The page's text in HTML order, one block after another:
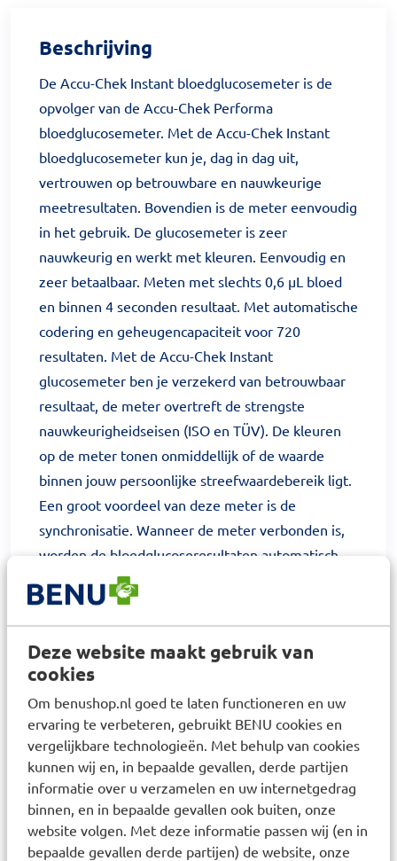
Deze website maakt gebruik van
cookies
Om benushop.nl goed te laten functioneren en uw
ervaring te verbeteren, gebruikt BENU cookies en
vergelijkbare technologieën. Met behulp van cookies
kunnen wij en, in bepaalde gevallen, derde partijen
informatie over u verzamelen en uw internetgedrag
binnen, en in bepaalde gevallen ook buiten, onze
website volgen. Met deze informatie passen wij (en in
bepaalde gevallen derde partijen) de website, onze
Beschrijving
De Accu-Chek Instant bloedglucosemeter is de
opvolger van de Accu-Chek Performa
bloedglucosemeter. Met de Accu-Chek Instant
bloedglucosemeter kun je, dag in dag uit,
vertrouwen op betrouwbare en nauwkeurige
meetresultaten. Bovendien is de meter eenvoudig
in het gebruik. De glucosemeter is zeer
nauwkeurig en werkt met kleuren. Eenvoudig en
zeer betaalbaar. Meten met slechts 0,6 µL bloed
en binnen 4 seconden resultaat. Met automatische
codering en geheugencapaciteit voor 720
resultaten. Met de Accu-Chek Instant
glucosemeter ben je verzekerd van betrouwbaar
resultaat, de meter overtreft de strengste
nauwkeurigheidseisen (ISO en TÜV). De kleuren
op de meter tonen onmiddellijk of de waarde
binnen jouw persoonlijke streefwaardebereik ligt.
Een groot voordeel van deze meter is de
synchronisatie. Wanneer de meter verbonden is,
worden de bloedglucoseresultaten automatisch
opgeslagen in de meter en draadloos
overgebracht naar je mobiele apparaat of via USB
naar de pc. Zo hoef je geen dagboekjes meer in te
vullen! De Accu-Chek Instant bloedglucosemeter is
zeer eenvoudig en uiterst gebruikersvriendelijk.
Dit Accu-Chek Instant startpakket wordt geleverd
in een handig etui. Let op! Het bloedsuikergehalte
wordt weergegeven in mmol/L.
Gebruik:
Bekijk hier de instructievideo van de Accu-Check
Instant bloedglucosemeter.